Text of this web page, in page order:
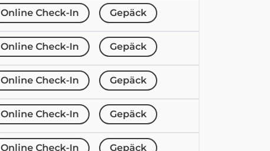
Online Check-In Gepäck
Online Check-In Gepäck
Online Check-In Gepäck
Online Check-In Gepäck
Online Check-In Gepäck